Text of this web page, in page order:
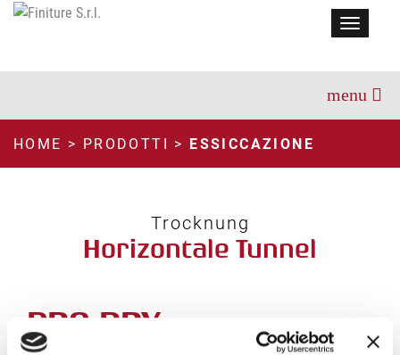
Menu
HOME > PRODOTTI > ESSICCAZIONE
Trocknung
Horizontale Tunnel
PRO DRY